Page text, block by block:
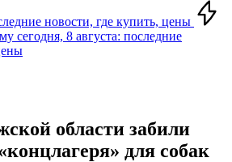
новости, где купить, цены
сегодня, 8 августа: последние
области забили
для собак